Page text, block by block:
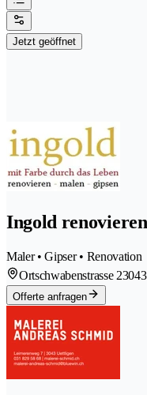
Jetzt geöffnet
Ingold
Maler • Gipser • Renovation
Ortschwabenstrasse 2
Offerte anfragen